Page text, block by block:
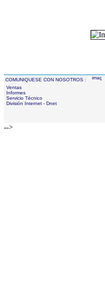
COMUNIQUESE CON NOSOTROS :
Ventas
Informes
Servicio Técnico
División Internet - Dnet
-->